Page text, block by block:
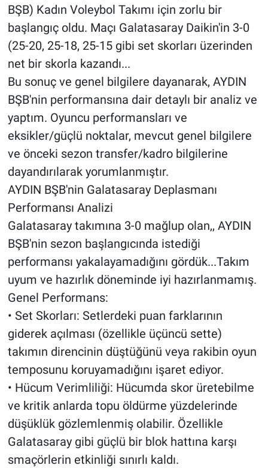
BŞB) Kadın Voleybol Takımı için zorlu bir
başlangıç oldu. Maçı Galatasaray Daikin'in 3-0
(25-20, 25-18, 25-15 gibi set skorları üzerinden
net bir skorla kazandı...
Bu sonuç ve genel bilgilere dayanarak, AYDIN
BŞB'nin performansına dair detaylı bir analiz ve
yaptım. Oyuncu performansları ve
eksikler/güçlü noktalar, mevcut genel bilgilere
ve önceki sezon transfer/kadro bilgilerine
dayandırılarak yorumlanmıştır.
AYDIN BŞB'nin Galatasaray Deplasmanı
Performansı Analizi
Galatasaray takımına 3-0 mağlup olan,, AYDIN
BŞB'nin sezon başlangıcında istediği
performansı yakalayamadığını gördük...Takım
uyum ve hazırlık döneminde iyi hazırlanmamış.
Genel Performans:
• Set Skorları: Setlerdeki puan farklarının
giderek açılması (özellikle üçüncü sette)
takımın direncinin düştüğünü veya rakibin oyun
temposunu koruyamadığını işaret ediyor.
• Hücum Verimliliği: Hücumda skor üretebilme
ve kritik anlarda topu öldürme yüzdelerinde
düşüklük gözlemlenmiş olabilir. Özellikle
Galatasaray gibi güçlü bir blok hattına karşı
smaçörlerin etkinliği sınırlı kaldı.